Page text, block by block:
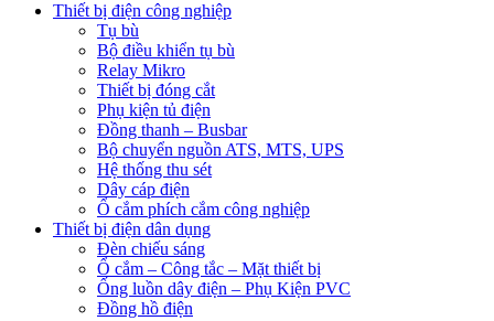
Thiết bị điện công nghiệp
Tụ bù
Bộ điều khiển tụ bù
Relay Mikro
Thiết bị đóng cắt
Phụ kiện tủ điện
Đồng thanh – Busbar
Bộ chuyển nguồn ATS, MTS, UPS
Hệ thống thu sét
Dây cáp điện
Ổ cắm phích cắm công nghiệp
Thiết bị điện dân dụng
Đèn chiếu sáng
Ổ cắm – Công tắc – Mặt thiết bị
Ống luồn dây điện – Phụ Kiện PVC
Đồng hồ điện